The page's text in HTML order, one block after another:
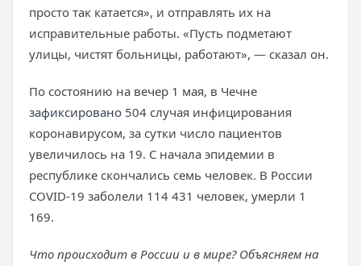
просто так катается», и отправлять их на
исправительные работы. «Пусть подметают
улицы, чистят больницы, работают», — сказал он.
По состоянию на вечер 1 мая, в Чечне
зафиксировано 504 случая инфицирования
коронавирусом, за сутки число пациентов
увеличилось на 19. С начала эпидемии в
республике скончались семь человек. В России
COVID-19 заболели 114 431 человек, умерли 1
169.
Что происходит в России и в мире? Объясняем на